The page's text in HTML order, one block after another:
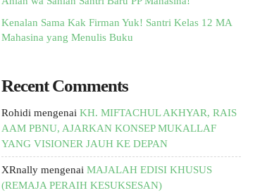
Kenalan Sama Kak Firman Yuk! Santri Kelas 12 MA
Mahasina yang Menulis Buku
Recent Comments
Rohidi mengenai KH. MIFTACHUL AKHYAR, RAIS
AAM PBNU, AJARKAN KONSEP MUKALLAF
YANG VISIONER JAUH KE DEPAN
XRnally mengenai MAJALAH EDISI KHUSUS
(REMAJA PERAIH KESUKSESAN)